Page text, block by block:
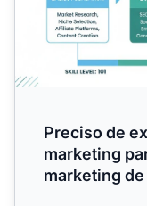
Preciso de
marketing
marketing